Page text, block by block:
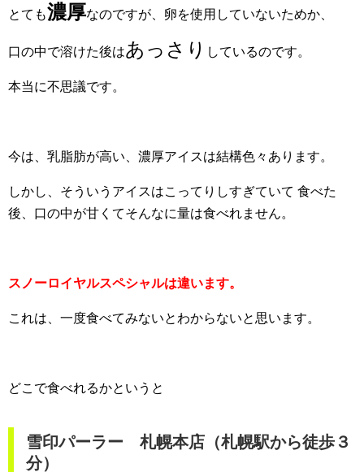
とても濃厚なのですが、卵を使用していないためか、
口の中で溶けた後はあっさり しているのです。
本当に不思議です。
今は、乳脂肪が高い、濃厚アイスは結構色々あります。
しかし、そういうアイスはこってりしすぎていて 食べた
後、口の中が甘くてそんなに量は食べれません。
スノーロイヤルスペシャルは違います。
これは、一度食べてみないとわからないと思います。
どこで食べれるかというと
雪印パーラー 札幌本店（札幌駅から徒歩３
分）